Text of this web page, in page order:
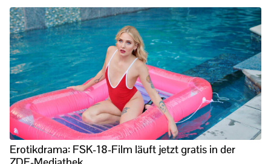
Erotikdrama: FSK-18-Film läuft jetzt gratis in der